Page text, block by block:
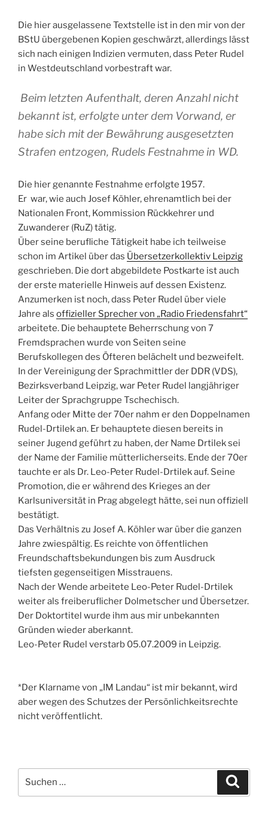
Die hier ausgelassene Textstelle ist in den mir von der
BStU übergebenen Kopien geschwärzt, allerdings lässt
sich nach einigen Indizien vermuten, dass Peter Rudel
in Westdeutschland vorbestraft war.
Beim letzten Aufenthalt, deren Anzahl nicht
bekannt ist, erfolgte unter dem Vorwand, er
habe sich mit der Bewährung ausgesetzten
Strafen entzogen, Rudels Festnahme in WD.
Die hier genannte Festnahme erfolgte 1957.
Er war, wie auch Josef Köhler, ehrenamtlich bei der
Nationalen Front, Kommission Rückkehrer und
Zuwanderer (RuZ) tätig.
Über seine berufliche Tätigkeit habe ich teilweise
schon im Artikel über das Übersetzerkollektiv Leipzig
geschrieben. Die dort abgebildete Postkarte ist auch
der erste materielle Hinweis auf dessen Existenz.
Anzumerken ist noch, dass Peter Rudel über viele
Jahre als offizieller Sprecher von „Radio Friedensfahrt“
arbeitete. Die behauptete Beherrschung von 7
Fremdsprachen wurde von Seiten seine
Berufskollegen des Öfteren belächelt und bezweifelt.
In der Vereinigung der Sprachmittler der DDR (VDS),
Bezirksverband Leipzig, war Peter Rudel langjähriger
Leiter der Sprachgruppe Tschechisch.
Anfang oder Mitte der 70er nahm er den Doppelnamen
Rudel-Drtilek an. Er behauptete diesen bereits in
seiner Jugend geführt zu haben, der Name Drtilek sei
der Name der Familie mütterlicherseits. Ende der 70er
tauchte er als Dr. Leo-Peter Rudel-Drtilek auf. Seine
Promotion, die er während des Krieges an der
Karlsuniversität in Prag abgelegt hätte, sei nun offiziell
bestätigt.
Das Verhältnis zu Josef A. Köhler war über die ganzen
Jahre zwiespältig. Es reichte von öffentlichen
Freundschaftsbekundungen bis zum Ausdruck
tiefsten gegenseitigen Misstrauens.
Nach der Wende arbeitete Leo-Peter Rudel-Drtilek
weiter als freiberuflicher Dolmetscher und Übersetzer.
Der Doktortitel wurde ihm aus mir unbekannten
Gründen wieder aberkannt.
Leo-Peter Rudel verstarb 05.07.2009 in Leipzig.
*Der Klarname von „IM Landau“ ist mir bekannt, wird
aber wegen des Schutzes der Persönlichkeitsrechte
nicht veröffentlicht.
nach: